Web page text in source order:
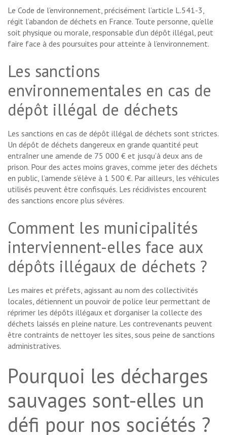
Le Code de l’environnement, précisément l’article L.541-3,
régit l’abandon de déchets en France. Toute personne, qu’elle
soit physique ou morale, responsable d’un dépôt illégal, peut
faire face à des poursuites pour atteinte à l’environnement.
Les sanctions
environnementales en cas de
dépôt illégal de déchets
Les sanctions en cas de dépôt illégal de déchets sont strictes.
Un dépôt de déchets dangereux en grande quantité peut
entraîner une amende de 75 000 € et jusqu’à deux ans de
prison. Pour des actes moins graves, comme jeter des déchets
en public, l’amende s’élève à 1 500 €. Par ailleurs, les véhicules
utilisés peuvent être confisqués. Les récidivistes encourent
des sanctions encore plus sévères.
Comment les municipalités
interviennent-elles face aux
dépôts illégaux de déchets ?
Les maires et préfets, agissant au nom des collectivités
locales, détiennent un pouvoir de police leur permettant de
réprimer les dépôts illégaux et d’organiser la collecte des
déchets laissés en pleine nature. Les contrevenants peuvent
être contraints de nettoyer les sites, sous peine de sanctions
administratives.
Pourquoi les décharges
sauvages sont-elles un
défi pour nos sociétés ?